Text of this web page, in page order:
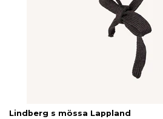
Lindberg s mössa Lappland